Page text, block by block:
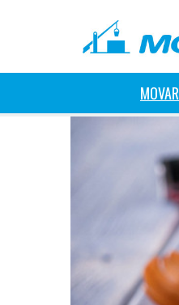
MOVAR